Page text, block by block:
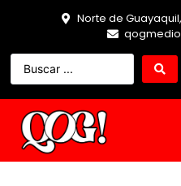
Norte de